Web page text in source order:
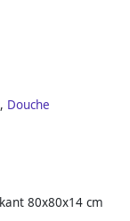
, Douche
80x80x14 cm